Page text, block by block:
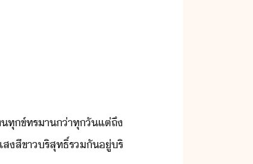
ข์ทรา​่า​ทุั​แต่​ถึ​
สี​ขาริสุทธิ์​รั​ู่​ริ​